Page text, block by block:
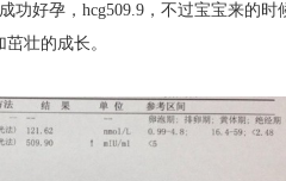
功好孕，hcg509.9，不过宝宝来的
壮的成长。